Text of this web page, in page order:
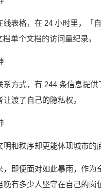
表格，在 24 小时里，「
单个文档的访问量纪录。
方式，有 244 条信息提
渡了自己的隐私权。
和秩序却更能体现城市的
即便面对如此暴雨，作为
有多少人坚守在自己的岗